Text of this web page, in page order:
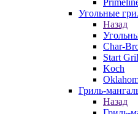
Угольные
Назад
Char-
Start
Koch
Гриль-
Назад